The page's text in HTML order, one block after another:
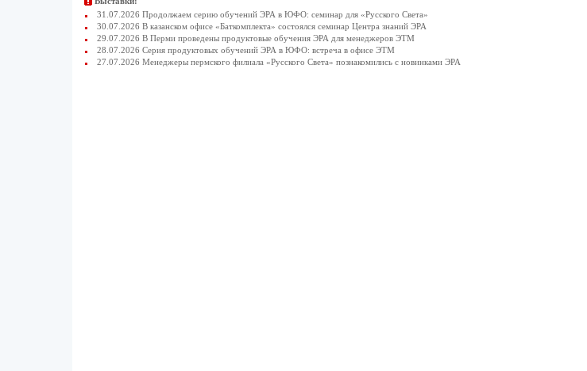
31.07.2026 Продолжаем серию обучений ЭРА в ЮФО: семинар для «Русского Света»
30.07.2026 В казанском офисе «Баткомплекта» состоялся семинар Центра знаний ЭРА
29.07.2026 В Перми проведены продуктовые обучения ЭРА для менеджеров ЭТМ
28.07.2026 Серия продуктовых обучений ЭРА в ЮФО: встреча в офисе ЭТМ
27.07.2026 Менеджеры пермского филиала «Русского Света» познакомились с новинками ЭРА